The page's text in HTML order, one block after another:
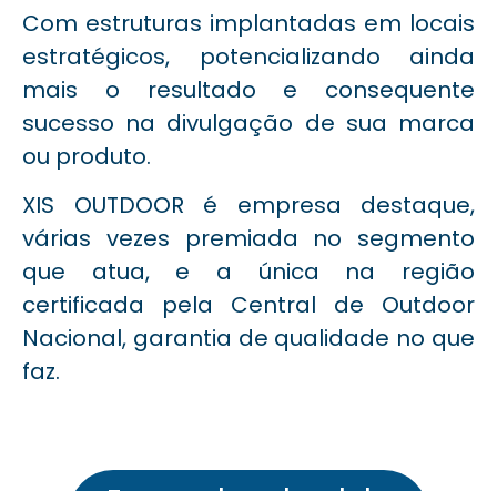
Com estruturas implantadas em locais
estratégicos, potencializando ainda
mais o resultado e consequente
sucesso na divulgação de sua marca
ou produto.
XIS OUTDOOR é empresa destaque,
várias vezes premiada no segmento
que atua, e a única na região
certificada pela Central de Outdoor
Nacional, garantia de qualidade no que
faz.